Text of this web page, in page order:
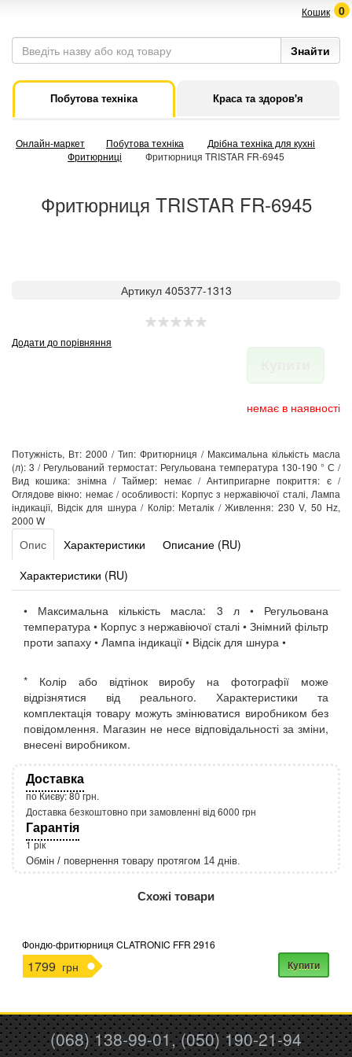
Кошик 0
Побутова техніка Краса та здоров'я
Онлайн-маркет Побутова техніка
Дрібна техніка для кухні
Фритюрниці
Фритюрниця TRISTAR FR-6945
Фритюрниця TRISTAR FR-6945
Артикул 405377-1313
Додати до порівняння
немає в наявності
Потужність, Вт: 2000 / Тип: Фритюрниця / Максимальна кількість масла
(л): 3 / Регульований термостат: Регульована температура 130-190 ° С /
Вид кошика: знімна / Таймер: немає / Антипригарне покриття: є /
Оглядове вікно: немає / особливості: Корпус з нержавіючої сталі, Лампа
індикації, Відсік для шнура / Колір: Металік / Живлення: 230 V, 50 Hz,
2000 W
Опис Характеристики
Описание (RU)
Характеристики (RU)
• Максимальна кількість масла: 3 л • Регульована
температура • Корпус з нержавіючої сталі • Знімний фільтр
проти запаху • Лампа індикації • Відсік для шнура •
* Колір або відтінок виробу на фотографії може
відрізнятися від реального. Характеристики та
комплектація товару можуть змінюватися виробником без
повідомлення. Магазин не несе відповідальності за зміни,
внесені виробником.
Доставка
по Києву: 80 грн.
Доставка безкоштовно при замовленні від 6000 грн
Гарантія
1 рік
Обмін / повернення товару протягом 14 днів.
Схожі товари
Фондю-фритюрниця CLATRONIC FFR 2916
1799 грн Купити
(068) 138-99-01, (050) 190-21-94